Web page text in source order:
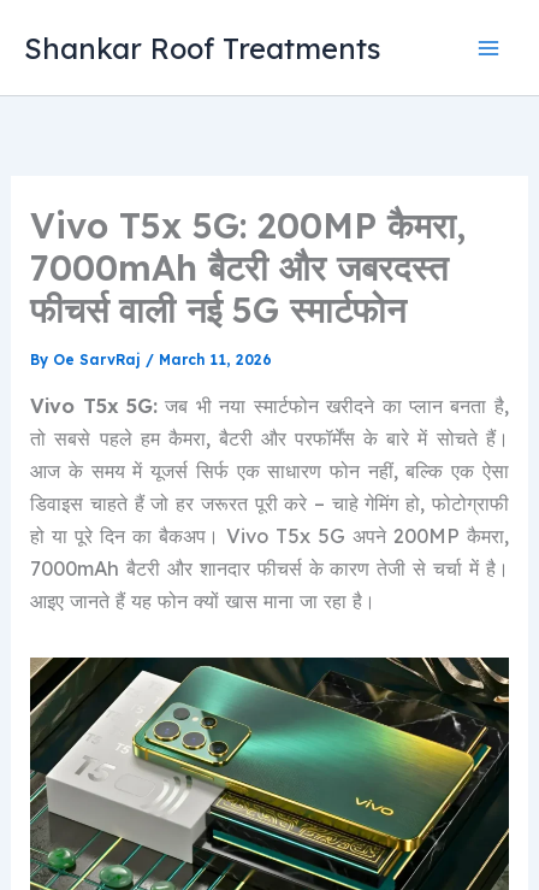
Shankar Roof Treatments
Vivo T5x 5G: 200MP कैमरा,
7000mAh बैटरी और जबरदस्त
फीचर्स वाली नई 5G स्मार्टफोन
By Oe SarvRaj / March 11, 2026
Vivo T5x 5G:जब भी नया स्मार्टफोन खरीदने का प्लान बनता है,
तो सबसे पहले हम कैमरा, बैटरी और परफॉर्मेंस के बारे में सोचते हैं।
आज के समय में यूजर्स सिर्फ एक साधारण फोन नहीं, बल्कि एक ऐसा
डिवाइस चाहते हैं जो हर जरूरत पूरी करे – चाहे गेमिंग हो, फोटोग्राफी
हो या पूरे दिन का बैकअप। Vivo T5x 5G अपने 200MP कैमरा,
7000mAh बैटरी और शानदार फीचर्स के कारण तेजी से चर्चा में है।
आइए जानते हैं यह फोन क्यों खास माना जा रहा है।